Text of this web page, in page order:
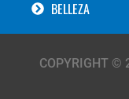
BELLEZA
COPYRIGHT ©